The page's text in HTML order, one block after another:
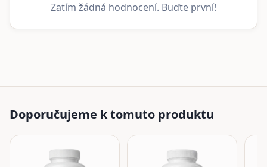
Zatím žádná hodnocení. Buďte první!
Doporučujeme k tomuto produktu